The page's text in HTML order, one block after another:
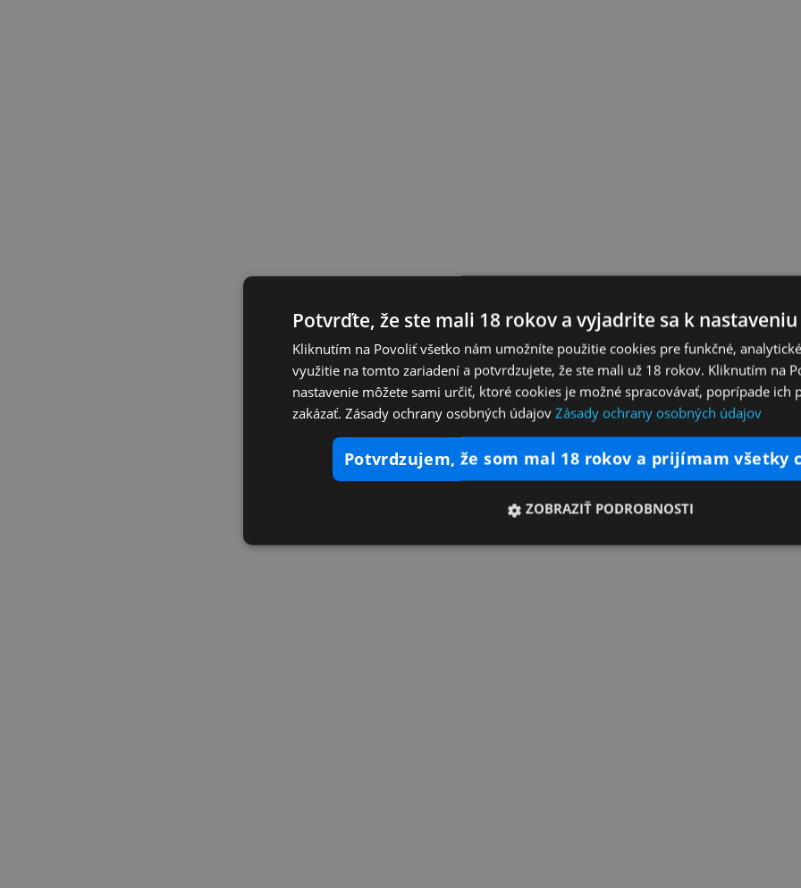
Potvrďte, že ste mali 18 rokov a vyjadrite sa k
Kliknutím na Povoliť všetko nám umožníte použitie cookies pre funkčné,
využitie na tomto zariadení a potvrdzujete, že ste mali už 18 rokov. Kliknutím na
nastavenie môžete sami určiť, ktoré cookies je možné spracovávať, poprípade ich
zakázať. Zásady ochrany osobných údajov Zásady ochrany osobných údajov
potvrdzujem, že som mal 18 rokov a prijímam všetky
ZOBRAZIŤ PODROBNOSTI